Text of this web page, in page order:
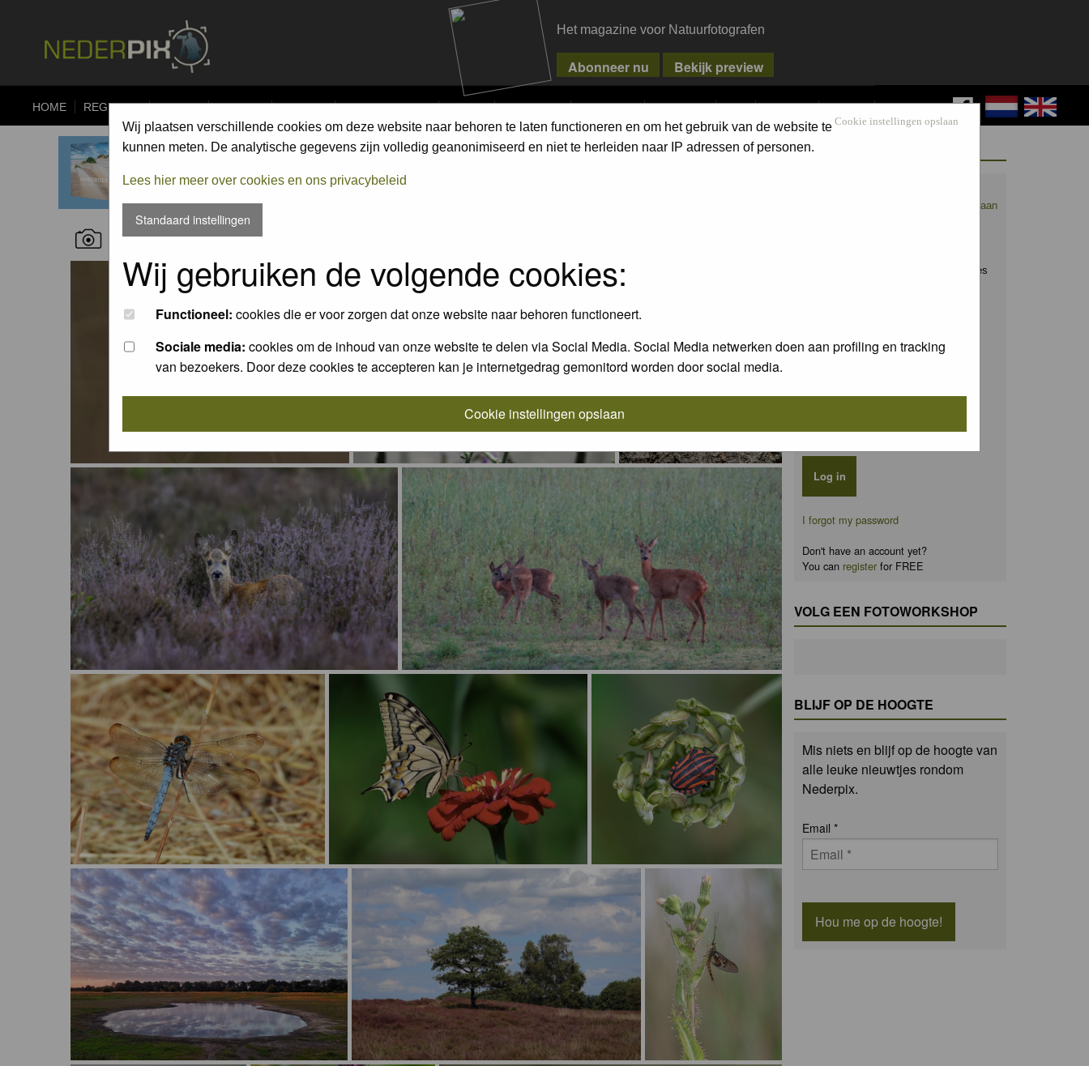
Het magazine voor Natuurfotografen
HOME REGISTER FORUM UPLOAD ALBUMS COMPETITIONS PIXPAS MAGAZINE WEBSHOP CONTACT FAQ SEARCH LOG IN
Cookie instellingen opslaan
Wij plaatsen verschillende cookies om deze website naar behoren te laten functioneren en om het gebruik van de website te
kunnen meten. De analytische gegevens zijn volledig geanonimiseerd en niet te herleiden naar IP adressen of personen.
Lees hier meer over cookies en ons privacybeleid
Standaard instellingen
Wij gebruiken de volgende cookies:
Functioneel: cookies die er voor zorgen dat onze website naar behoren functioneert.
Sociale media: cookies om de inhoud van onze website te delen via Social Media. Social Media netwerken doen aan profiling en tracking
van bezoekers. Door deze cookies te accepteren kan je internetgedrag gemonitord worden door social media.
Cookie instellingen opslaan
RECENT NATURE PICTURES
WELCOME GUEST
Maak nu een account aan
anderen en leer en praat mee over alles
Remember me
I forgot my password
Don't have an account yet?
You can registerfor FREE
VOLG EEN FOTOWORKSHOP
BLIJF OP DE HOOGTE
Mis niets en blijf op de hoogte van
alle leuke nieuwtjes rondom
Nederpix.
Email *
Hou me op de hoogte!